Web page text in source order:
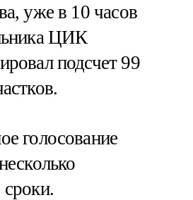
уже в 10 часов
ЦИК
подсчет 99
голосование